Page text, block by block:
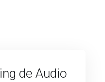
de Audio